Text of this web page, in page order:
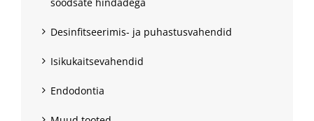
soodsate hindadega
Desinfitseerimis- ja puhastusvahendid
Isikukaitsevahendid
Endodontia